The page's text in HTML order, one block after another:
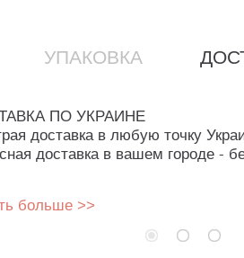
УПАКОВКА
ПО УКРАИНЕ
доставка в любую точку
доставка в вашем городе -
больше >>